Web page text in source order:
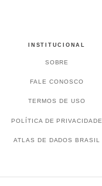
INSTITUCIONAL
SOBRE
FALE CONOSCO
TERMOS DE USO
POLÍTICA DE PRIVACIDADE
ATLAS DE DADOS BRASIL